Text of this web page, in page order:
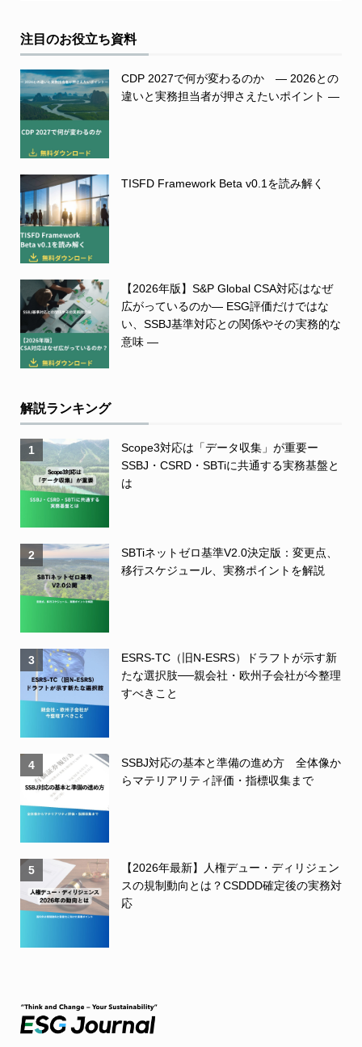
注目のお役立ち資料
CDP 2027で何が変わるのか ― 2026との
違いと実務担当者が押さえたいポイント ―
TISFD Framework Beta v0.1を読み解く
【2026年版】S&P Global CSA対応はなぜ
広がっているのか― ESG評価だけではな
い、SSBJ基準対応との関係やその実務的な
意味 ―
解説ランキング
1
Scope3対応は「データ収集」が重要ー
SSBJ・CSRD・SBTiに共通する実務基盤と
は
2
SBTiネットゼロ基準V2.0決定版：変更点、
移行スケジュール、実務ポイントを解説
3
ESRS-TC（旧N-ESRS）ドラフトが示す新
たな選択肢──親会社・欧州子会社が今整理
すべきこと
4
SSBJ対応の基本と準備の進め方 全体像か
らマテリアリティ評価・指標収集まで
5
【2026年最新】人権デュー・ディリジェン
スの規制動向とは？CSDDD確定後の実務対
応